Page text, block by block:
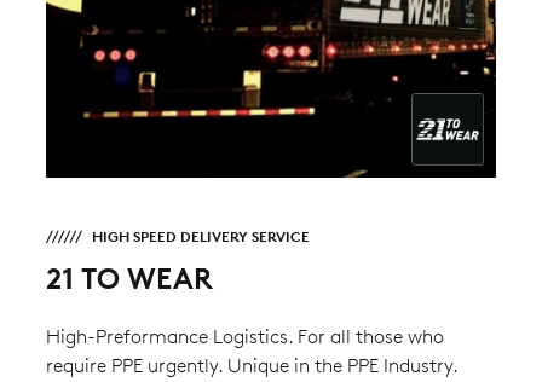
HIGH SPEED DELIVERY SERVICE
21 TO WEAR
High-Preformance Logistics. For all those who
require PPE urgently. Unique in the PPE Industry.